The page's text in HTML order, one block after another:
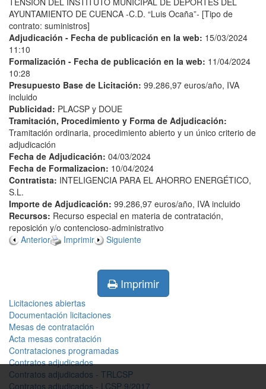
AYUNTAMIENTO DE CUENCA -C.D. “Luis Ocaña”- [Tipo de
contrato: suministros]
Adjudicación - Fecha de publicación en la web: 15/03/2024
11:10
Formalización - Fecha de publicación en la web: 11/04/2024
10:28
Presupuesto Base de Licitación: 99.286,97 euros/año, IVA
incluido
Publicidad: PLACSP y DOUE
Tramitación, Procedimiento y Forma de Adjudicación:
Tramitación ordinaria, procedimiento abierto y un único criterio de
adjudicación
Fecha de Adjudicación: 04/03/2024
Fecha de Formalizacion: 10/04/2024
Contratista: INTELIGENCIA PARA EL AHORRO ENERGÉTICO,
S.L.
Importe de Adjudicación: 99.286,97 euros/año, IVA incluido
Recursos: Recurso especial en materia de contratación,
reposición y/o contencioso-administrativo
Anterior
Imprimir Siguiente
Imprimir
Licitaciones abiertas
Documentación licitaciones
Mesas de contratación
Acta mesas contratación
Contrataciones programadas
Contratos adjudicados
Contratos adjudicados - TRLCSP
Contratos adjudicados - LCSP 9/2017